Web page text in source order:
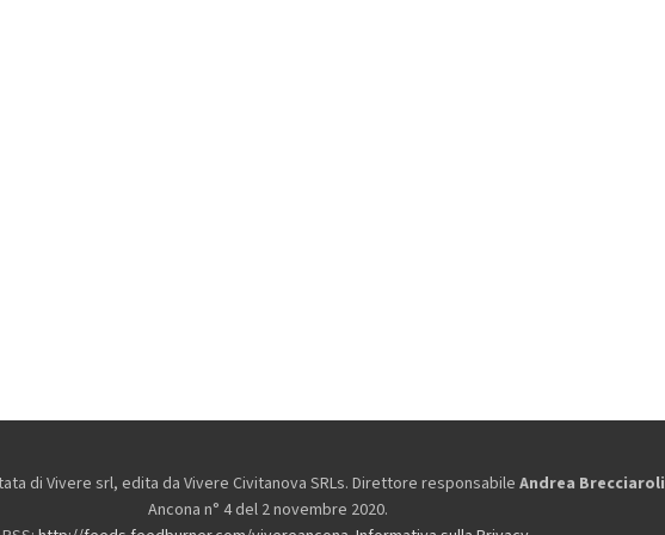
di Vivere srl, edita da Vivere Civitanova SRLs. Direttore responsabile Andrea Brecciaroli
Ancona n° 4 del 2 novembre 2020.